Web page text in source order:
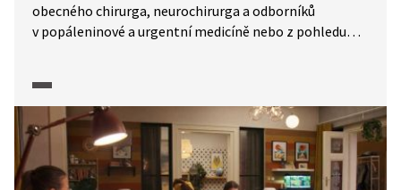
obecného chirurga, neurochirurga a odborníků
v popáleninové a urgentní medicíně nebo z pohledu
který se tak často vyskytuje v pomáhajících profesích
a nevyhýbá se ani zdravotníkům? A jak se hrozícímu
syndromu vyhoření můžeme ubránit my?